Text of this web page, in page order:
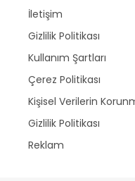
İletişim
Gizlilik Politikası
Kullanım Şartları
Çerez Politikası
Kişisel Verilerin
Gizlilik Politikası
Reklam